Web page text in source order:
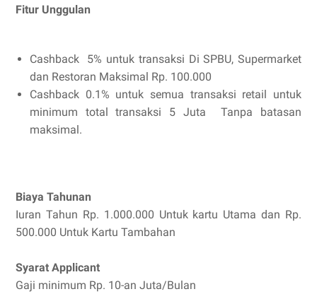
Fitur Unggulan
Cashback 5% untuk transaksi Di SPBU, Supermarket
dan Restoran Maksimal Rp. 100.000
Cashback 0.1% untuk semua transaksi retail untuk
minimum total transaksi 5 Juta Tanpa batasan
maksimal.
Biaya Tahunan
Iuran Tahun Rp. 1.000.000 Untuk kartu Utama dan Rp.
500.000 Untuk Kartu Tambahan
Syarat Applicant
Gaji minimum Rp. 10-an Juta/Bulan